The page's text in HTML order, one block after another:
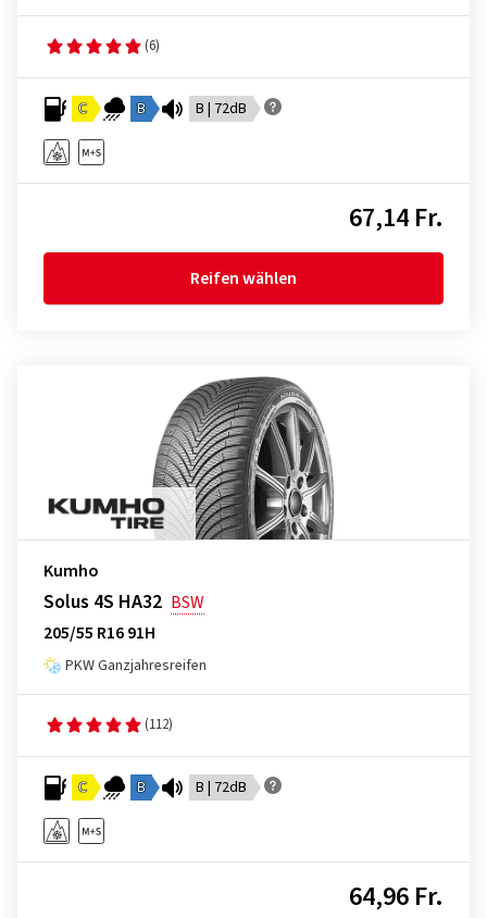
(6)
C B B | 72dB
67,14 Fr.
Reifen wählen
Kumho
Solus 4S HA32 BSW
205/55 R16 91H
PKW Ganzjahresreifen
(112)
C B B | 72dB
64,96 Fr.